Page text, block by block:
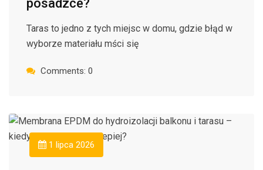
posadzce?
Taras to jedno z tych miejsc w domu, gdzie błąd w
wyborze materiału mści się
Comments: 0
1 lipca 2026